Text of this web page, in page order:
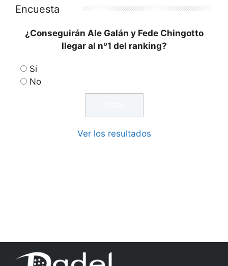
Encuesta
¿Conseguirán Ale Galán y Fede Chingotto
llegar al nº1 del ranking?
Si
No
Ver los resultados